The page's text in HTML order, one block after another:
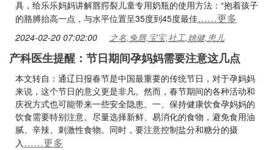
具，给乐乐妈妈讲解唇腭裂儿童专用奶瓶的使用方法：“抱着孩子
的胳膊抬高一点，与水平位置呈35度到45度最佳……更多
2024-02-20 07:02:00 之名,兔唇,宝宝,社工,姚健,患儿
产科医生提醒：节日期间孕妈妈需要注意这几点
本文转自：通辽日报春节是中国最重要的传统节日，对于孕妈妈
来说，这个节日的意义更是非凡。然而，春节期间的各种活动和
庆祝方式也可能带来一些安全隐患。一、保持健康饮食孕妈妈的
饮食需要特别注意。尽量选择新鲜、易消化的食物，避免食用油
腻、辛辣、刺激性食物。同时，要注意控制盐分和糖分的摄
入……更多